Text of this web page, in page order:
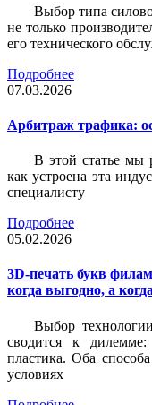
Выбор типа
не только
его технического
Подробнее
07.03.2026
Арбитраж трафика:
В этой статье мы
как устроена эта
специалисту
Подробнее
05.02.2026
3D-печать букв
когда выгодно, а
Выбор
сводится к
пластика. Оба
условиях